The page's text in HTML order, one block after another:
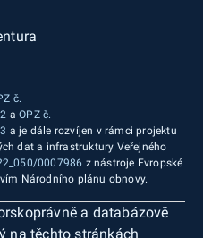
č.
aOPZ č.
a je dále rozvíjen v rámci projektu
dat a infrastruktury Veřejného
0007986 z nástroje Evropské
Národního plánu obnovy.
a databázově
na těchto stránkách